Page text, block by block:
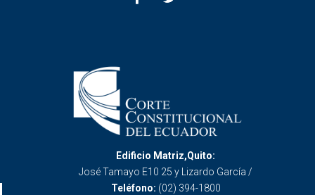
Edificio Matriz,Quito:
José Tamayo E10 25 y Lizardo García /
Teléfono: (02) 394-1800